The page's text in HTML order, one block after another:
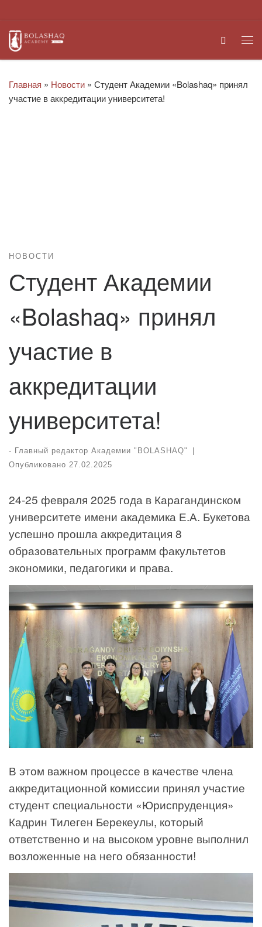
Search
Главная » Новости » Студент Академии «Bolashaq» принял
участие в аккредитации университета!
НОВОСТИ
Студент Академии
«Bolashaq» принял
участие в
аккредитации
университета!
- Главный редактор Академии "BOLASHAQ"
|
Опубликовано 27.02.2025
24-25 февраля 2025 года в Карагандинском
университете имени академика Е.А. Букетова
успешно прошла аккредитация 8
образовательных программ факультетов
экономики, педагогики и права.
В этом важном процессе в качестве члена
аккредитационной комиссии принял участие
студент специальности «Юриспруденция»
Кадрин Тилеген Берекеулы, который
ответственно и на высоком уровне выполнил
возложенные на него обязанности!